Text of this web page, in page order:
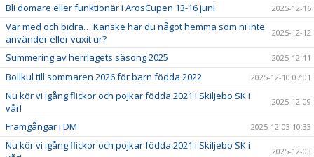
Bli domare eller funktionär i ArosCupen 13-16 juni 2025-12-16
Var med och bidra… Kanske har du något hemma som ni inte
använder eller vuxit ur?
2025-12-12
Summering av herrlagets säsong 2025 2025-12-11
Bollkul till sommaren 2026 för barn födda 2022 2025-12-10 07:01
Nu kör vi igång flickor och pojkar födda 2021 i Skiljebo SK i
vår!
2025-12-09
Framgångar i DM 2025-12-03 10:33
Nu kör vi igång flickor och pojkar födda 2021 i Skiljebo SK i
2025-12-03